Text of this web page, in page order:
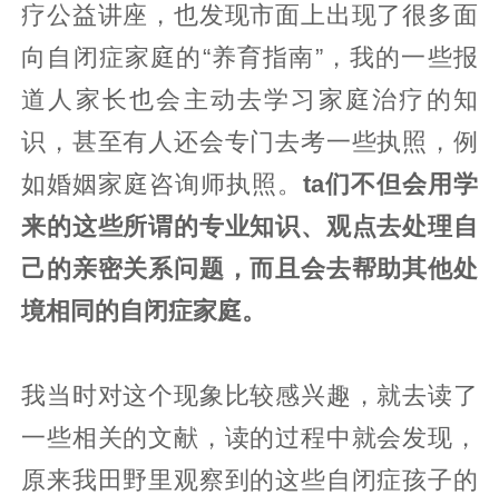
疗公益讲座，也发现市面上出现了很多面
向自闭症家庭的“养育指南”，我的一些报
道人家长也会主动去学习家庭治疗的知
识，甚至有人还会专门去考一些执照，例
如婚姻家庭咨询师执照。 ta们不但会用学
来的这些所谓的专业知识、观点去处理自
己的亲密关系问题，而且会去帮助其他处
境相同的自闭症家庭。
我当时对这个现象比较感兴趣，就去读了
一些相关的文献，读的过程中就会发现，
原来我田野里观察到的这些自闭症孩子的